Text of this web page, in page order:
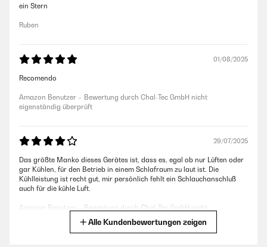
ein Stern
Ruben
01/08/2025
Recomendo
Amazon Benutzer – Bewertung durch Chal-Tec GmbH nicht
eigenständig überprüft
29/07/2025
Das größte Manko dieses Gerätes ist, dass es, egal ob nur Lüften oder
gar Kühlen, für den Betrieb in einem Schlafraum zu laut ist. Die
Kühlleistung ist recht gut, mir persönlich fehlt ein Schlauchanschluß
auch für die kühle Luft.
Amazon Benutzer – Bewertung durch Chal-Tec GmbH nicht
eigenständig überprüftAlle Kundenbewertungen zeigen